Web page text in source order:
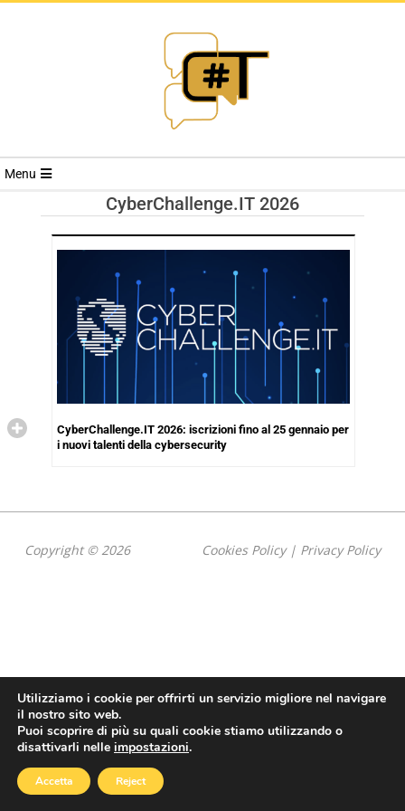
RIVISTA
TRENDS
Menu
CyberChallenge.IT 2026
CyberChallenge.IT 2026: iscrizioni fino al 25 gennaio per
i nuovi talenti della cybersecurity
Copyright © 2026 Cookies Policy| Privacy Policy
Utilizziamo i cookie per offrirti un servizio migliore nel navigare
il nostro sito web.
Puoi scoprire di più su quali cookie stiamo utilizzando o
disattivarli nelle impostazioni.
Accetta Reject